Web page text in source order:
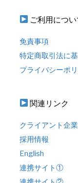
ご利用につい
免責事項
特定商取引法に
プライバシーポ
関連リンク
クライアント企業
採用情報
English
連携サイト①